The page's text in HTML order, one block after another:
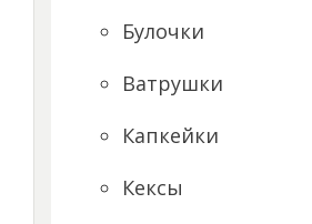
Булочки
Ватрушки
Капкейки
Кексы